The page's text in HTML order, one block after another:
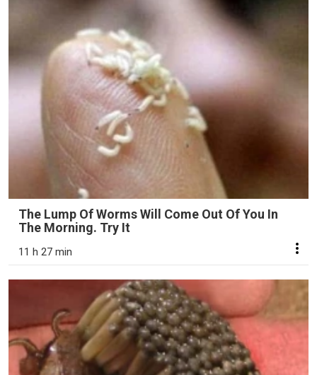
The Lump Of Worms Will Come Out Of You In
The Morning. Try It
11 h 27 min